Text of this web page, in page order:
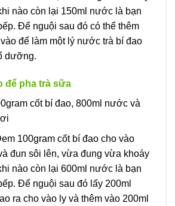
nào còn lại 150ml nước là bạn
Để nguội sau đó có thể thêm
để làm một lý nước trà bí đao
dưỡng.
để pha trà sữa
cốt bí đao, 800ml nước và
100gram cốt bí đao cho vào
đun sôi lên, vừa đung vừa khoáy
nào còn lại 600ml nước là bạn
Để nguội sau đó lấy 200ml
ra cho vào ly và thêm vào 200ml